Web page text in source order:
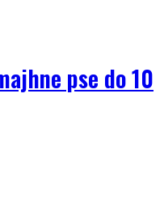
pse do 10